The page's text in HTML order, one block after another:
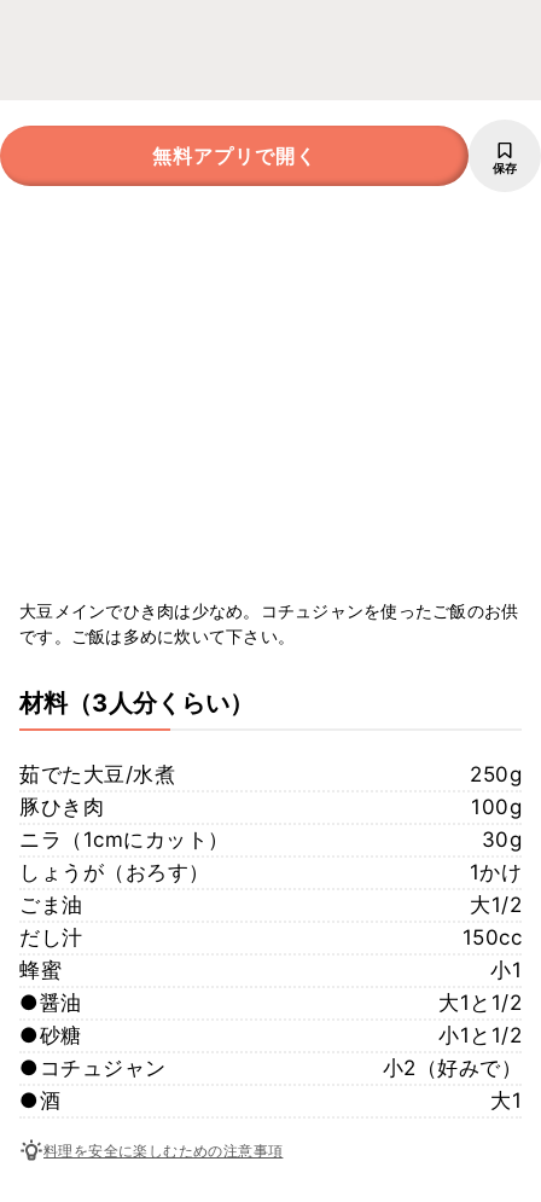
無料アプリで開く 保存
大豆メインでひき肉は少なめ。コチュジャンを使ったご飯のお供
です。ご飯は多めに炊いて下さい。
材料（3人分くらい）
茹でた大豆/水煮
250g
豚ひき肉
100g
ニラ（1cmにカット）
30g
しょうが（おろす）
1かけ
ごま油
大1/2
だし汁
150cc
蜂蜜
小1
●醤油
大1と1/2
●砂糖
小1と1/2
●コチュジャン
小2（好みで）
●酒
大1
料理を安全に楽しむための注意事項